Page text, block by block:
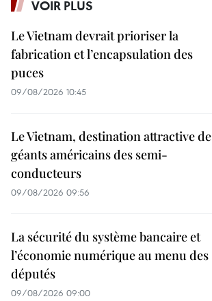
VOIR PLUS
Le Vietnam devrait prioriser la
fabrication et l’encapsulation des
puces
09/08/2026 10:45
Le Vietnam, destination attractive de
géants américains des semi-
conducteurs
09/08/2026 09:56
La sécurité du système bancaire et
l’économie numérique au menu des
députés
09/08/2026 09:00